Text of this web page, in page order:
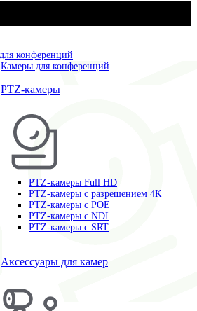
конференций
Камеры для конференций
PTZ-камеры
PTZ-камеры Full HD
PTZ-камеры с разрешением 4К
PTZ-камеры с POE
PTZ-камеры c NDI
PTZ-камеры с SRT
Аксессуары для камер